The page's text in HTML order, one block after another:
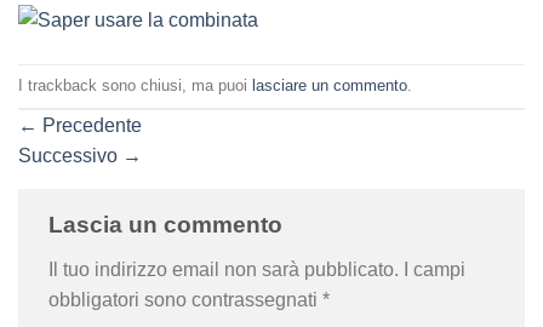
I trackback sono chiusi, ma puoi lasciare un commento
← Precedente
Successivo →
Lascia un commento
Il tuo indirizzo email non sarà pubblicato.
I campi
obbligatori sono contrassegnati *